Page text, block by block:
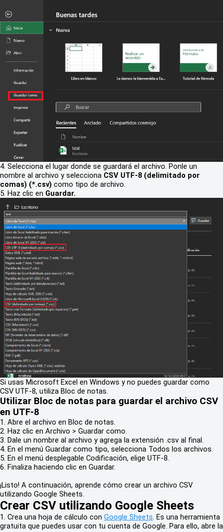
4. Selecciona el lugar donde se guardará el archivo. Ponle un
nombre al archivo y selecciona CSV UTF-8 (delimitado por
comas) (*.csv) como tipo de archivo.
5. Haz clic en Guardar.
Si usas Microsoft Excel en Windows y no puedes guardar como
CSV UTF-8, utiliza Bloc de notas.
Utilizar Bloc de notas para guardar el archivo CSV
en UTF-8
1. Abre el archivo en Bloc de notas.
2. Haz clic en Archivo > Guardar como.
3. Dale un nombre al archivo y agrega la extensión .csv al final.
4. En el menú Guardar como tipo, selecciona Todos los archivos.
5. En el menú desplegable Codificación, elige UTF-8.
6. Finaliza haciendo clic en Guardar.
¡Listo! A continuación, aprende cómo crear un archivo CSV
utilizando Google Sheets.
Crear CSV utilizando Google Sheets
1. Crea una hoja de cálculo con Google Sheets. Es una herramienta
gratuita que puedes usar con tu cuenta de Google. Para ello, abre la